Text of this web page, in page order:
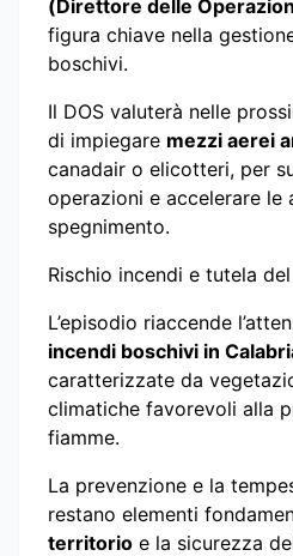
(Direttore delle
figura chiave nella
boschivi.
Il DOS valuterà nelle
di impiegare mezzi aerei
canadair o elicotteri, per
operazioni e accelerare le
spegnimento.
Rischio incendi e tutela
L’episodio riaccende
incendi boschivi in
caratterizzate da
climatiche favorevoli alla
fiamme.
La prevenzione e la
restano elementi
territorio e la sicurezza